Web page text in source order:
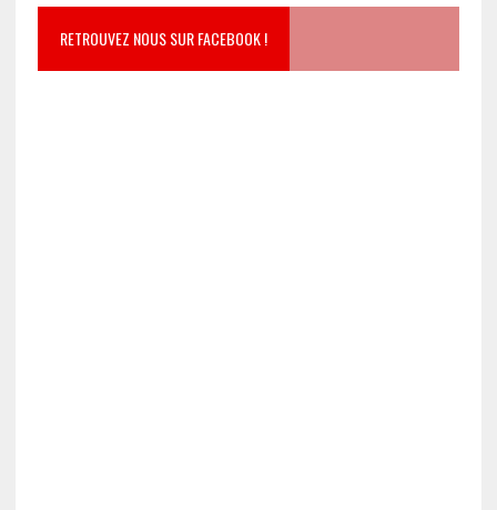
RETROUVEZ NOUS SUR FACEBOOK !